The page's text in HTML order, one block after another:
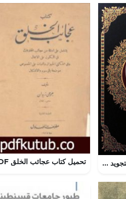
تحميل كتاب الواضح في التجويد PDF محمد نعيم محمد هاني مجانا